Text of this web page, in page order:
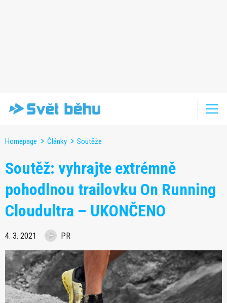
Homepage Články Soutěže
Soutěž: vyhrajte extrémně
pohodlnou trailovku On Running
Cloudultra – UKONČENO
4. 3. 2021 PR